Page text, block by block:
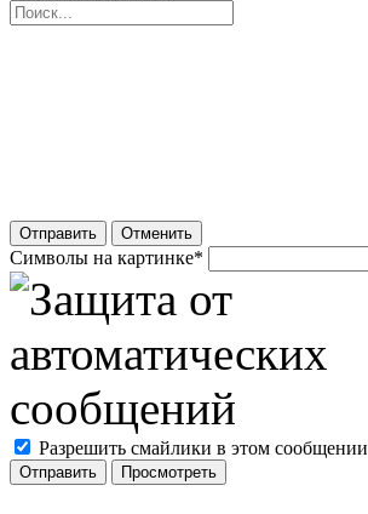
Отправить Отменить
Символы на картинке*
Разрешить смайлики в этом сообщении